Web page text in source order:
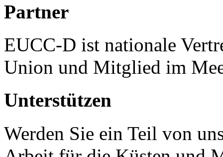
Partner
EUCC-D ist nationale
Union und Mitglied im
Unterstützen
Werden Sie ein Teil von